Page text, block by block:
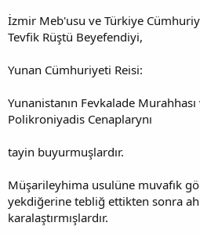
İzmir Meb'usu ve Türkiye
Tevfik Rüştü Beyefendiyi,
Yunan Cümhuriyeti Reisi:
Yunanistanın Fevkalade
Polikroniyadis Cenaplarynı
tayin buyurmuşlardır.
Müşarileyhima usulüne muvafık
yekdiğerine tebliğ ettikten sonra
karalaştırmışlardır.